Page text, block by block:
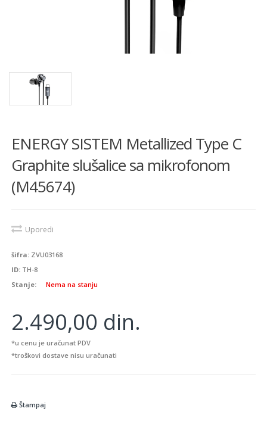
ENERGY SISTEM Metallized Type C
Graphite slušalice sa mikrofonom
(M45674)
Uporedi
šifra: ZVU03168
ID: TH-8
Stanje:
Nema na stanju
2.490,00 din.
*u cenu je uračunat PDV
*troškovi dostave nisu uračunati
Štampaj